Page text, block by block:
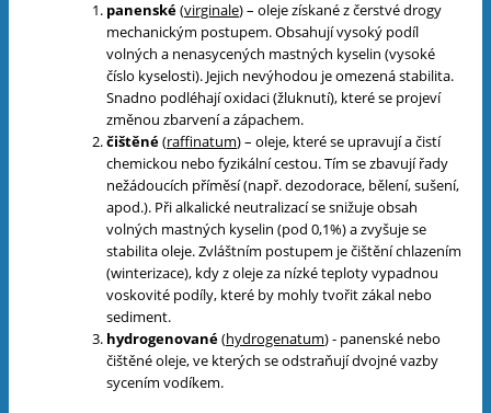
panenské(virginale) – oleje získané z čerstvé drogy
mechanickým postupem. Obsahují vysoký podíl
volných a nenasycených mastných kyselin (vysoké
číslo kyselosti). Jejich nevýhodou je omezená stabilita.
Snadno podléhají oxidaci (žluknutí), které se projeví
změnou zbarvení a zápachem.
čištěné(raffinatum) – oleje, které se upravují a čistí
chemickou nebo fyzikální cestou. Tím se zbavují řady
nežádoucích příměsí (např. dezodorace, bělení, sušení,
apod.). Při alkalické neutralizací se snižuje obsah
volných mastných kyselin (pod 0,1%) a zvyšuje se
stabilita oleje. Zvláštním postupem je čištění chlazením
(winterizace), kdy z oleje za nízké teploty vypadnou
voskovité podíly, které by mohly tvořit zákal nebo
sediment.
hydrogenované(hydrogenatum) - panenské nebo
čištěné oleje, ve kterých se odstraňují dvojné vazby
sycením vodíkem.